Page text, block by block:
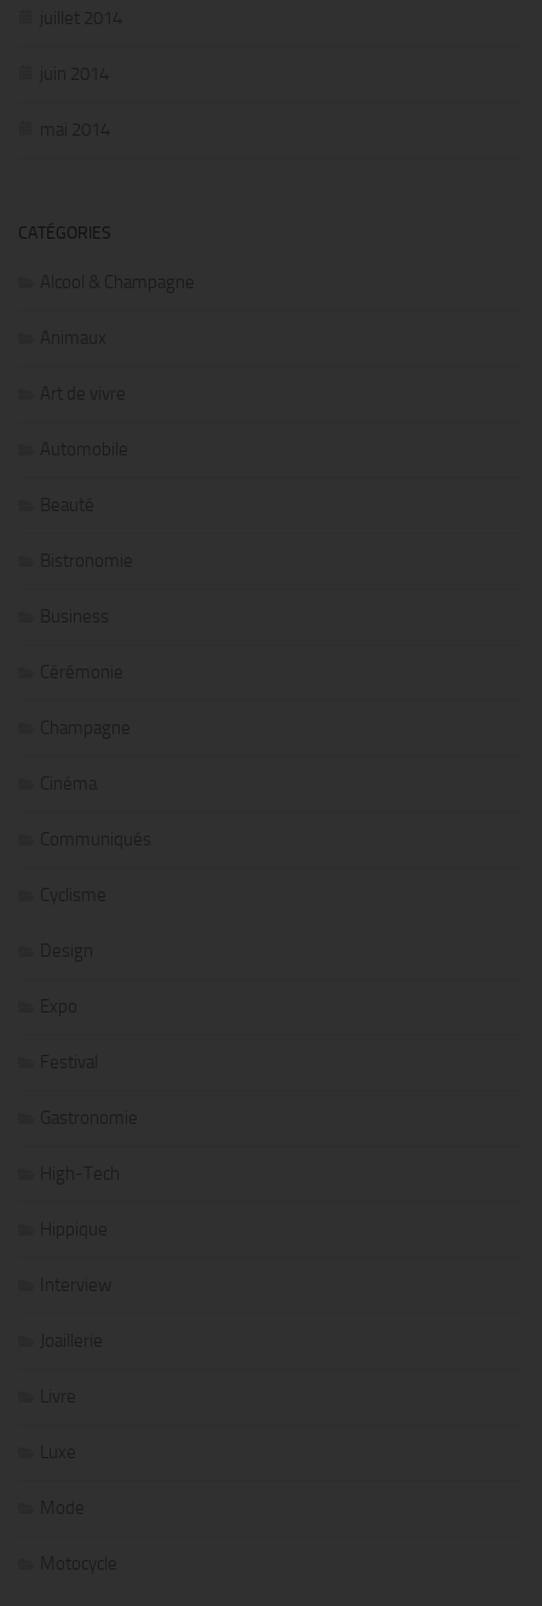
juillet 2014
juin 2014
mai 2014
CATÉGORIES
Alcool & Champagne
Animaux
Art de vivre
Automobile
Beauté
Bistronomie
Business
Cérémonie
Champagne
Cinéma
Communiqués
Cyclisme
Design
Expo
Festival
Gastronomie
High-Tech
Hippique
Interview
Joaillerie
Livre
Luxe
Mode
Motocycle